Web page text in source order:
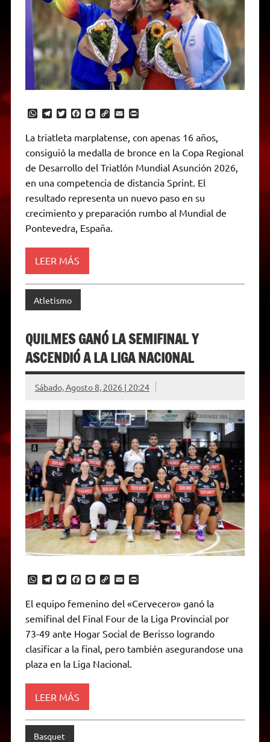
W
a
t
s
p
p
T
l
e
g
r
a
m
T
t
t
r
F
e
b
o
k
M
s
s
e
n
g
e
r
C
y
L
i
n
k
E
i
l
P
n
t
r
i
e
n
d
l
La triatleta marplatense, con apenas 16 años,
consiguió la medalla de bronce en la Copa Regional
de Desarrollo del Triatlón Mundial Asunción 2026,
en una competencia de distancia Sprint. El
resultado representa un nuevo paso en su
crecimiento y preparación rumbo al Mundial de
Pontevedra, España.
LEER MÁS
Atletismo
QUILMES GANÓ LA SEMIFINAL Y
ASCENDIÓ A LA LIGA NACIONAL
Sábado, Agosto 8, 2026 | 20:24
W
t
s
A
p
p
T
l
e
g
a
m
T
i
t
t
r
F
e
b
o
k
M
s
s
e
g
e
C
y
L
n
k
E
a
i
l
P
n
t
F
r
i
El equipo femenino del «Cervecero» ganó la
semifinal del Final Four de la Liga Provincial por
73-49 ante Hogar Social de Berisso logrando
clasificar a la final, pero también asegurandose una
plaza en la Liga Nacional.
LEER MÁS
Basquet